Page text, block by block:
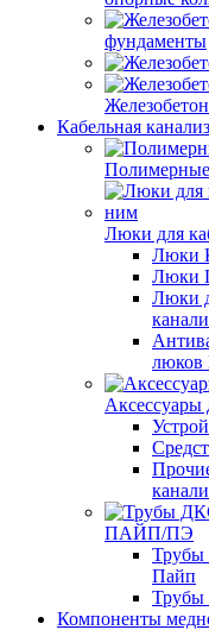
фундаменты
Кабельная
Полимерные
Люки для
Люки
Люки
Люки
Аксессуары
ПАЙП/ПЭ
Трубы
Пайп
Трубы
Компоненты